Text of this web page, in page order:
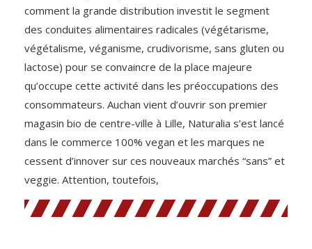
comment la grande distribution investit le segment
des conduites alimentaires radicales (végétarisme,
végétalisme, véganisme, crudivorisme, sans gluten ou
lactose) pour se convaincre de la place majeure
qu’occupe cette activité dans les préoccupations des
consommateurs. Auchan vient d’ouvrir son premier
magasin bio de centre-ville à Lille, Naturalia s’est lancé
dans le commerce 100% vegan et les marques ne
cessent d’innover sur ces nouveaux marchés “sans” et
veggie. Attention, toutefois,